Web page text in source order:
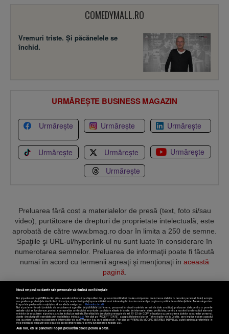
COMEDYMALL.RO
Vremuri triste. Şi păcănelele se
închid.
URMĂREȘTE BUSINESS MAGAZIN
Urmărește Urmărește Urmărește
Urmărește Urmărește
Urmărește
Urmărește
Preluarea fără cost a materialelor de presă (text, foto si/sau
video), purtătoare de drepturi de proprietate intelectuală, este
aprobată de către www.bmag.ro doar în limita a 250 de semne.
Spaţiile şi URL-ul/hyperlink-ul nu sunt luate în considerare în
numerotarea semnelor. Preluarea de informaţii poate fi făcută
numai în acord cu termenii agreaţi şi menţionaţi in această
pagină
Termeni și condiții Confidențialitate Cookies Contact
Copyright © 2025 BUSINESSMEX S.A.
Nouă ne pasă ca datele tale personale să rămână confidențiale
Noi și partenerii noștri589stocăm și/sau accesăm informații pe dispozitivul dvs., precum identificatorii cookie unici pentru prelucrarea datelor cu caracter personal. Puteți accepta
sau gestiona preferințele dvs. făcând clic mai jos, respectiv vă puteți opune utilizării unui interes legitim în orice moment pe pagina cu politica de confidențialitate. Aceste alegeri vor
fi raportate partenerilor noștri și nu vă vor afecta navigarea.
Mai multe detalii
Noi si partenerii nostri (retelele de socializare si agentiile de publicitate partenere, precum si furnizorii nostri de servicii de date analitice) prelucram date pentru a permite
website-ului sa functioneze, pentru a personaliza continutul si anunturile publicitare afisate in functie de interesele si/sau profilul dvs., pentru a va oferi functionalitati aferente
retelelor de socializare si pentru a analiza traficul pe website. Beneficiati de drepturile prevazute de art. 15-22 din GDPR in legatura cu prelucrarea datelor cu caracter personal.
Aceste drepturi pot fi exercitate prin modalitatea indicataaici. Prin click pe “ACCEPT TOATE”, acceptati folosirea tuturor Tehnologiilor de tip Cookie, care implica inclusiv acceptul
dvs. cu privire la stocarea/accesarea informatiilor de catre Vendor-ii cu care colaboram. Prin click pe “VREAU SA MODIFIC SETARILE INDIVIDUAL” puteti schimba preferintele in
mod individual, mai putin cele legate de cookie strict necesare pentru functionarea website-ului.
Atât noi, cât și partenerii noștri prelucrăm datele pentru a oferi: